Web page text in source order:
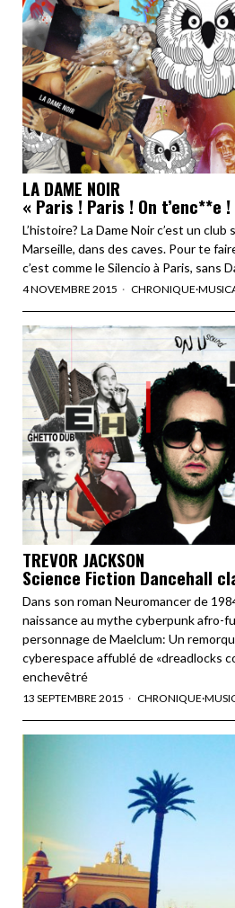
LA DAME NOIR
« Paris ! Paris ! On t’enc**e !
L’histoire? La Dame Noir c’est un
Marseille, dans des caves. Pour te
c’est comme le Silencio à Paris, sans
4 NOVEMBRE 2015 CHRONIQUE·
TREVOR JACKSON
Science Fiction Dancehall
Dans son roman Neuromancer de
naissance au mythe cyberpunk afro-
personnage de Maelclum: Un
cyberespace affublé de «dreadlocks
enchevêtré
13 SEPTEMBRE 2015 CHRONIQUE·